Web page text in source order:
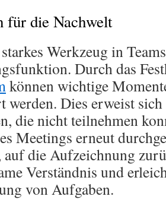
für die Nachwelt
Werkzeug in
Durch das
können wichtige
werden. Dies erweist
die nicht teilnehmen
Meetings erneut
die Aufzeichnung
Verständnis und
von Aufgaben.